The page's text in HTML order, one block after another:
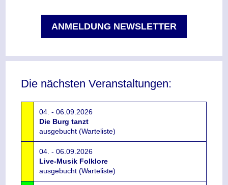
ANMELDUNG NEWSLETTER
Die nächsten Veranstaltungen:
04. - 06.09.2026
Die Burg tanzt
ausgebucht (Warteliste)
04. - 06.09.2026
Live-Musik Folklore
ausgebucht (Warteliste)